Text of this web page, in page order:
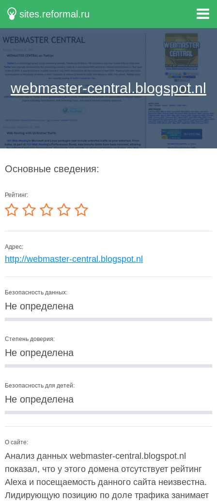
sites.reformal.ru
webmaster-central.blogspot.nl
Основные сведения:
Рейтинг:
Адрес:
http://webmaster-central.blogspot.nl
Безопасность данных:
Не определена
Степень доверия:
Не определена
Безопасность для детей:
Не определена
О сайте:
Анализ данных webmaster-central.blogspot.nl
показал, что у этого домена отсутствует рейтинг
Alexa и посещаемость данного сайта неизвестна.
Лидирующую позицию по доле трафика занимает